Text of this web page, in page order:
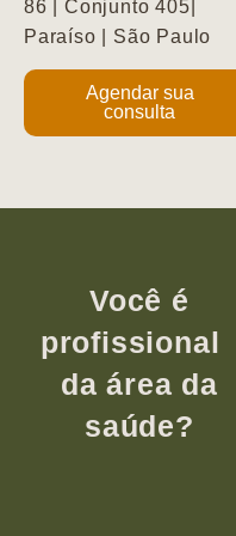
86 | Conjunto 405|
Paraíso | São Paulo
Agendar sua
consulta
Você é
profissional
da área da
saúde?